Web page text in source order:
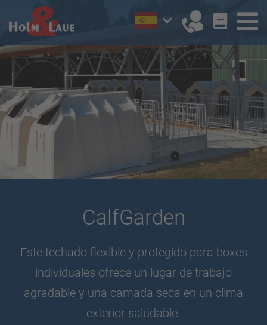
CalfGarden
Este techado flexible y protegido para boxes
individuales ofrece un lugar de trabajo
agradable y una camada seca en un clima
exterior saludable.